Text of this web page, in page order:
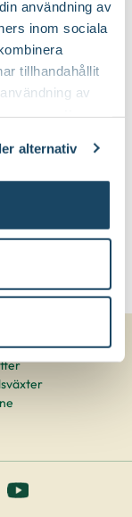
användning av
inom sociala
tillhandahållit
av
alternativ